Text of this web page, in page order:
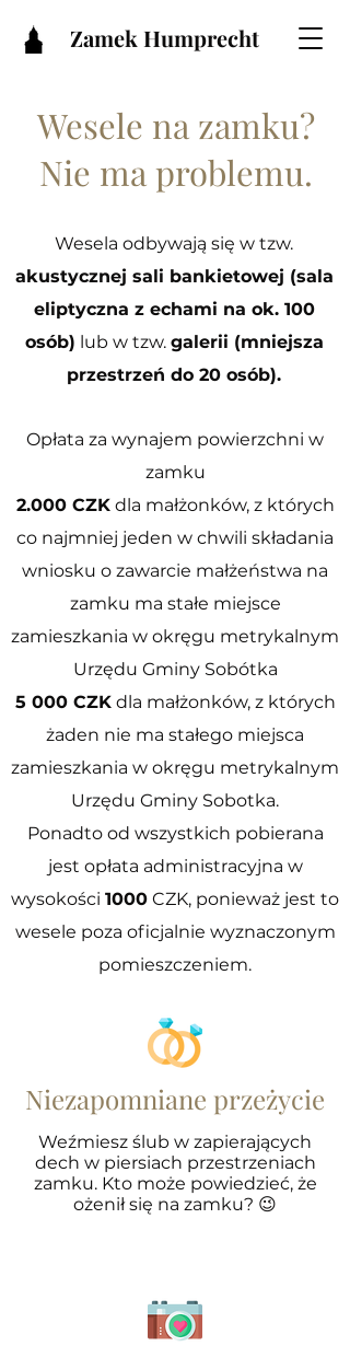
Zamek Humprecht
Wesele na zamku?
Nie ma problemu.
Wesela odbywają się w tzw.
akustycznej sali bankietowej (sala
eliptyczna z echami na ok. 100
osób) lub w tzw. galerii (mniejsza
przestrzeń do 20 osób).
Opłata za wynajem powierzchni w
zamku
2.000 CZKdla małżonków, z których
co najmniej jeden w chwili składania
wniosku o zawarcie małżeństwa na
zamku ma stałe miejsce
zamieszkania w okręgu metrykalnym
Urzędu Gminy Sobótka
5 000 CZKdla małżonków, z których
żaden nie ma stałego miejsca
zamieszkania w okręgu metrykalnym
Urzędu Gminy Sobotka.
Ponadto od wszystkich pobierana
jest opłata administracyjna w
wysokości 1000 CZK, ponieważ jest to
wesele poza oficjalnie wyznaczonym
pomieszczeniem.
Niezapomniane przeżycie
Weźmiesz ślub w zapierających
dech w piersiach przestrzeniach
zamku. Kto może powiedzieć, że
ożenił się na zamku? 😉